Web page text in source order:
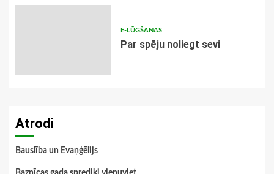
E-LŪGŠANAS
Par spēju noliegt sevi
Atrodi
Bauslība un Evaņģēlijs